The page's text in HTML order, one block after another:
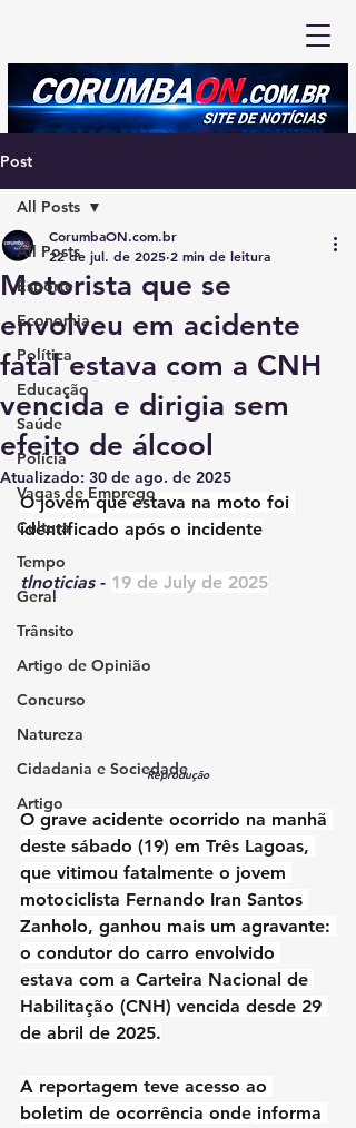
Post
All Posts
Esporte
Economia
Política
Educação
Saúde
Polícia
Vagas de Emprego
Cultura
Tempo
Geral
Trânsito
Artigo de Opinião
Concurso
Natureza
Cidadania e Sociedade
Artigo
All Posts
Motorista que se
envolveu em acidente
fatal estava com a CNH
vencida e dirigia sem
efeito de álcool
CorumbaON.com.br
22 de jul. de 2025 2 min de leitura
Atualizado: 30 de ago. de 2025
O jovem que estava na moto foi
identificado após o incidente
tlnoticias - 19 de July de 2025
Reprodução
O grave acidente ocorrido na manhã
deste sábado (19) em Três Lagoas,
que vitimou fatalmente o jovem
motociclista Fernando Iran Santos
Zanholo, ganhou mais um agravante:
o condutor do carro envolvido
estava com a Carteira Nacional de
Habilitação (CNH) vencida desde 29
de abril de 2025.
A reportagem teve acesso ao
boletim de ocorrência onde informa